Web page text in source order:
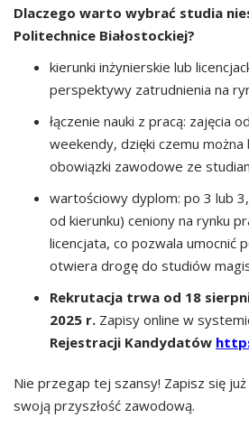
Dlaczego warto wybrać studia
Politechnice Białostockiej?
kierunki inżynierskie lub
perspektywy zatrudnienia na
łączenie nauki z pracą: zajęcia
weekendy, dzięki czemu można
obowiązki zawodowe ze
wartościowy dyplom: po 3 lub
od kierunku) ceniony na rynku
licencjata, co pozwala umocnić
otwiera drogę do studiów
Rekrutacja trwa od 18
2025 r. Zapisy online w
Rejestracji Kandydatów
Nie przegap tej szansy! Zapisz się
swoją przyszłość zawodową.